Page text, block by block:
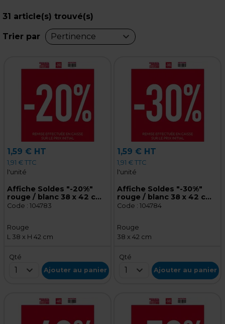
31 article(s) trouvé(s)
Trier par Pertinence
1,59 € HT
1,91 € TTC
l'unité
Affiche Soldes "-20%"
rouge / blanc 38 x 42 cm -
Affiche promo
Code : 104783
Rouge
L 38 x H 42 cm
Qté
1 Ajouter au panier
1,59 € HT
1,91 € TTC
l'unité
Affiche Soldes "-30%"
rouge / blanc 38 x 42 cm -
Affiche promo
Code : 104784
Rouge
38 x 42 cm
Qté
1 Ajouter au panier